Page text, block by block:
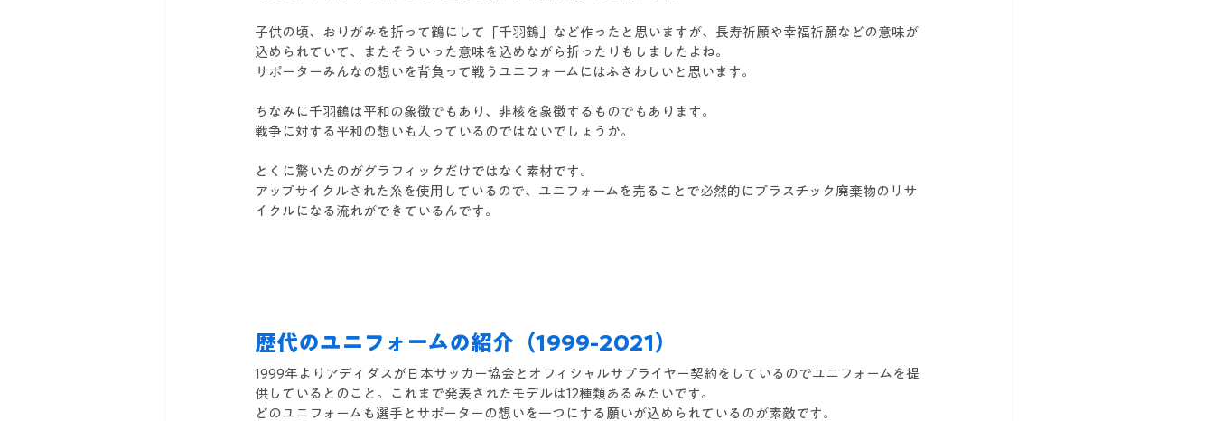
子供の頃、おりがみを折って鶴にして「千羽鶴」など作ったと思いますが、長寿祈願や幸福祈願などの意味が
込められていて、またそういった意味を込めながら折ったりもしましたよね。
サポーターみんなの想いを背負って戦うユニフォームにはふさわしいと思います。
ちなみに千羽鶴は平和の象徴でもあり、非核を象徴するものでもあります。
戦争に対する平和の想いも入っているのではないでしょうか。
とくに驚いたのがグラフィックだけではなく素材です。
アップサイクルされた糸を使用しているので、ユニフォームを売ることで必然的にプラスチック廃棄物のリサ
イクルになる流れができているんです。
歴代のユニフォームの紹介（1999-2021）
1999年よりアディダスが日本サッカー協会とオフィシャルサプライヤー契約をしているのでユニフォームを提
供しているとのこと。これまで発表されたモデルは12種類あるみたいです。
どのユニフォームも選手とサポーターの想いを一つにする願いが込められているのが素敵です。